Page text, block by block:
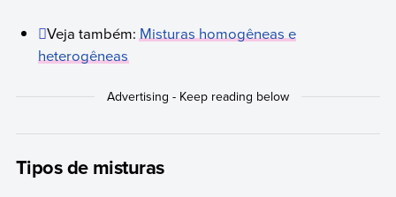
Veja também:Misturas homogêneas e
heterogêneas
Tipos de misturas